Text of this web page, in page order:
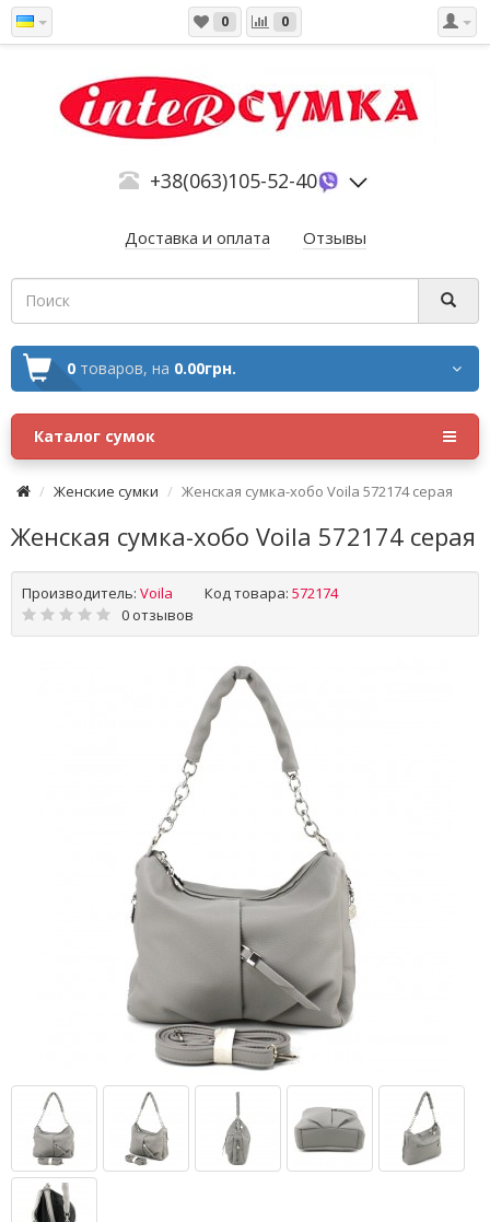
0 0
+38(063)105-52-40
Доставка и оплата Отзывы
0 товаров, на 0.00грн.
Каталог сумок
Женские сумки Женская сумка-хобо Voila 572174 серая
Женская сумка-хобо Voila 572174 серая
Производитель: Voila Код товара: 572174
0 отзывов